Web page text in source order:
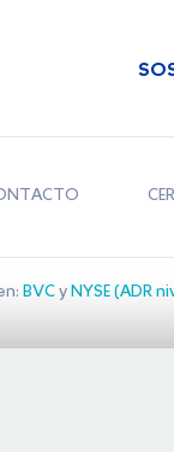
BVCy NYSE (ADR